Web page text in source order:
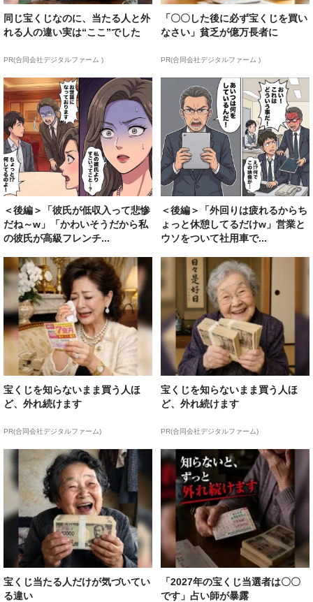
同じ宝くじなのに、当たる人と外
れる人の違い実は“ここ”でした
PR(合同会社デジタルファーム )
「〇〇した後に必ず宝くじを買い
なさい」貧乏が億万長者に
PR(合同会社デジタルファーム )
＜後編＞「彼氏が低収入って悲惨
だね～w」「かわいそうだから私
の彼氏が高級フレンチ...
＜後編＞「外回りは疲れるからち
ょっと休憩してるだけw」営業と
ウソをついて社用車で...
宝くじを知らないまま買う人ほ
ど、外れ続けます
PR(合同会社デジタルファーム)
宝くじを知らないまま買う人ほ
ど、外れ続けます
PR(合同会社デジタルファーム)
宝くじ当たる人だけが気づいてい
る違い
「2027年の宝くじ当選者は〇〇
です」占い師が暴露